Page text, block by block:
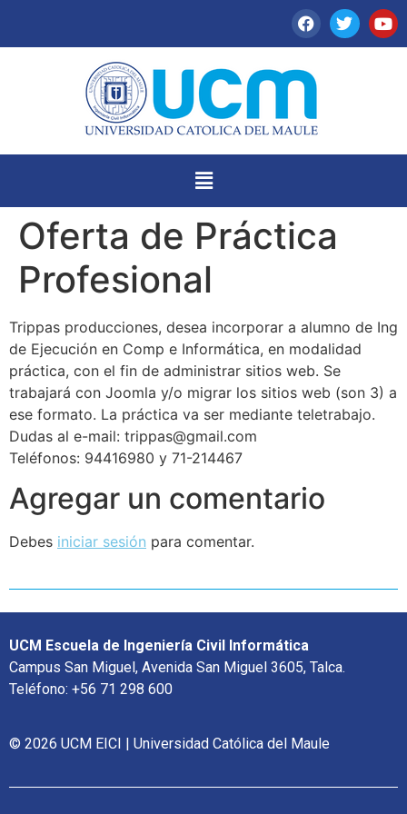
Oferta de Práctica
Profesional
Trippas producciones, desea incorporar a alumno de Ing
de Ejecución en Comp e Informática, en modalidad
práctica, con el fin de administrar sitios web. Se
trabajará con Joomla y/o migrar los sitios web (son 3) a
ese formato. La práctica va ser mediante teletrabajo.
Dudas al e-mail: trippas@gmail.com
Teléfonos: 94416980 y 71-214467
Agregar un comentario
Debes iniciar sesión para comentar.
UCM Escuela de Ingeniería Civil Informática
Campus San Miguel, Avenida San Miguel 3605, Talca.
Teléfono: +56 71 298 600
© 2026 UCM EICI | Universidad Católica del Maule